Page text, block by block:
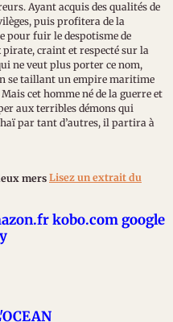
Ayant acquis des qualités de
puis profitera de la
pour fuir le despotisme de
craint et respecté sur la
ne veut plus porter ce nom,
se taillant un empire maritime
cet homme né de la guerre et
aux terribles démons qui
par tant d’autres, il partira à
Lisez un extrait du
kobo.com google